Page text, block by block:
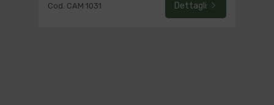
Cod. CAM 1031 Dettagli